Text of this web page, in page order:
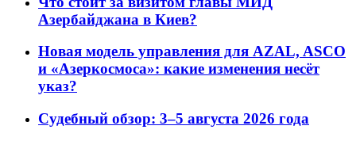
Азербайджана в Киев?
Новая модель управления для AZAL, ASCO
и «Азеркосмоса»: какие изменения несёт
указ?
Судебный обзор: 3–5 августа 2026 года